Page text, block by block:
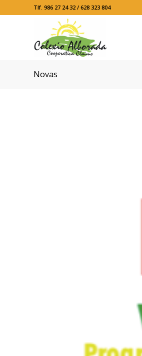
Tlf. 986 27 24 32 / 628 323 804
Novas